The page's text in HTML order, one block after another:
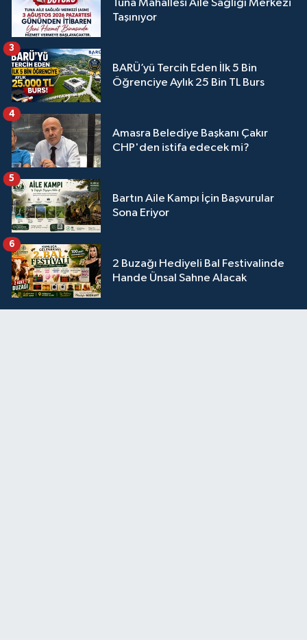
Tuna Mahallesi Aile Sağlığı Merkezi
Taşınıyor
BARÜ’yü Tercih Eden İlk 5 Bin
Öğrenciye Aylık 25 Bin TL Burs
3
Amasra Belediye Başkanı Çakır
CHP'den istifa edecek mi?
4
Bartın Aile Kampı İçin Başvurular
Sona Eriyor
5
2 Buzağı Hediyeli Bal Festivalinde
Hande Ünsal Sahne Alacak
6